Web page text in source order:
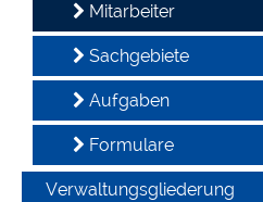
Mitarbeiter
Sachgebiete
Aufgaben
Formulare
Verwaltungsgliederung